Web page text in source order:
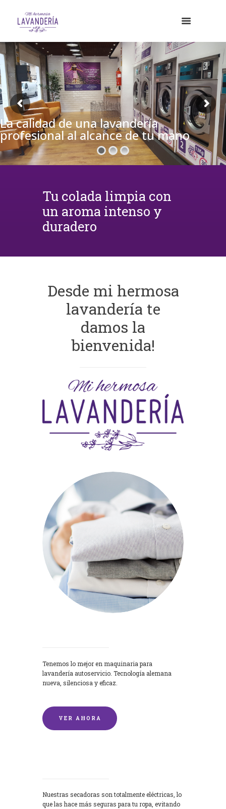
La calidad de una lavandería
profesional al alcance de tu mano
Tu colada limpia con
un aroma intenso y
duradero
Desde mi hermosa
lavandería te
damos la
bienvenida!
Tenemos lo mejor en maquinaria para
lavandería autoservicio. Tecnología alemana
nueva, silenciosa y eficaz.
VER AHORA
Nuestras secadoras son totalmente eléctricas, lo
que las hace más seguras para tu ropa, evitando